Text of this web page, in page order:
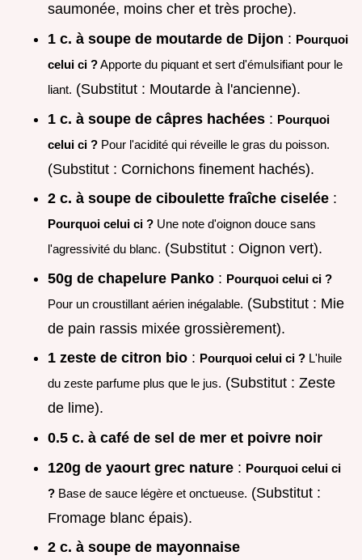
saumonée, moins cher et très proche).
1 c. à soupe de moutarde de Dijon : Pourquoi
celui ci ?Apporte du piquant et sert d'émulsifiant pour le
liant. (Substitut : Moutarde à l'ancienne).
1 c. à soupe de câpres hachées : Pourquoi
celui ci ? Pour l'acidité qui réveille le gras du poisson.
(Substitut : Cornichons finement hachés).
2 c. à soupe de ciboulette fraîche ciselée :
Pourquoi celui ci ? Une note d'oignon douce sans
l'agressivité du blanc. (Substitut : Oignon vert).
50g de chapelure Panko : Pourquoi celui ci ?
Pour un croustillant aérien inégalable. (Substitut : Mie
de pain rassis mixée grossièrement).
1 zeste de citron bio : Pourquoi celui ci ? L'huile
du zeste parfume plus que le jus. (Substitut : Zeste
de lime).
0.5 c. à café de sel de mer et poivre noir
120g de yaourt grec nature : Pourquoi celui ci
? Base de sauce légère et onctueuse. (Substitut :
Fromage blanc épais).
2 c. à soupe de mayonnaise